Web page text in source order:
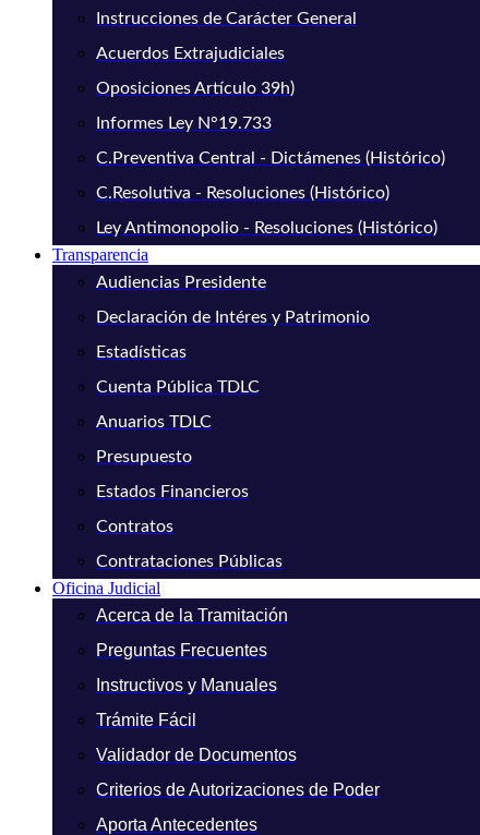
Instrucciones de Carácter General
Acuerdos Extrajudiciales
Oposiciones Artículo 39h)
Informes Ley N°19.733
C.Preventiva Central - Dictámenes (Histórico)
C.Resolutiva - Resoluciones (Histórico)
Ley Antimonopolio - Resoluciones (Histórico)
Transparencia
Audiencias Presidente
Declaración de Intéres y Patrimonio
Estadísticas
Cuenta Pública TDLC
Anuarios TDLC
Presupuesto
Estados Financieros
Contratos
Contrataciones Públicas
Oficina Judicial
Acerca de la Tramitación
Preguntas Frecuentes
Instructivos y Manuales
Trámite Fácil
Validador de Documentos
Criterios de Autorizaciones de Poder
Aporta Antecedentes